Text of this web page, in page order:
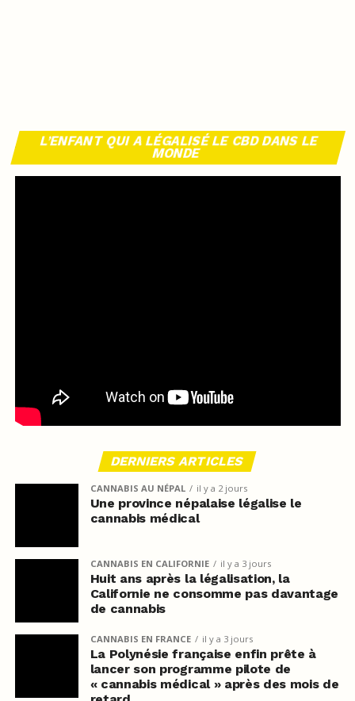
L’ENFANT QUI A LÉGALISÉ LE CBD DANS LE
MONDE
DERNIERS ARTICLES
CANNABIS AU NÉPAL il y a 2 jours
Une province népalaise légalise le
cannabis médical
CANNABIS EN CALIFORNIE il y a 3 jours
Huit ans après la légalisation, la
Californie ne consomme pas davantage
de cannabis
CANNABIS EN FRANCE il y a 3 jours
La Polynésie française enfin prête à
lancer son programme pilote de
« cannabis médical » après des mois de